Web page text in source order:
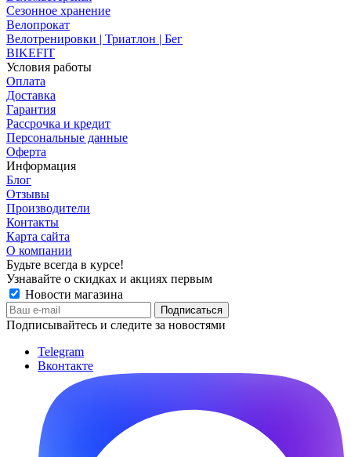
Сезонное хранение
Велопрокат
Велотренировки | Триатлон | Бег
BIKEFIT
Условия работы
Оплата
Доставка
Гарантия
Рассрочка и кредит
Персональные данные
Оферта
Информация
Блог
Отзывы
Производители
Контакты
Карта сайта
О компании
Будьте всегда в курсе!
Узнавайте о скидках и акциях первым
Новости магазина
Подписывайтесь и следите за новостями
Telegram
Вконтакте